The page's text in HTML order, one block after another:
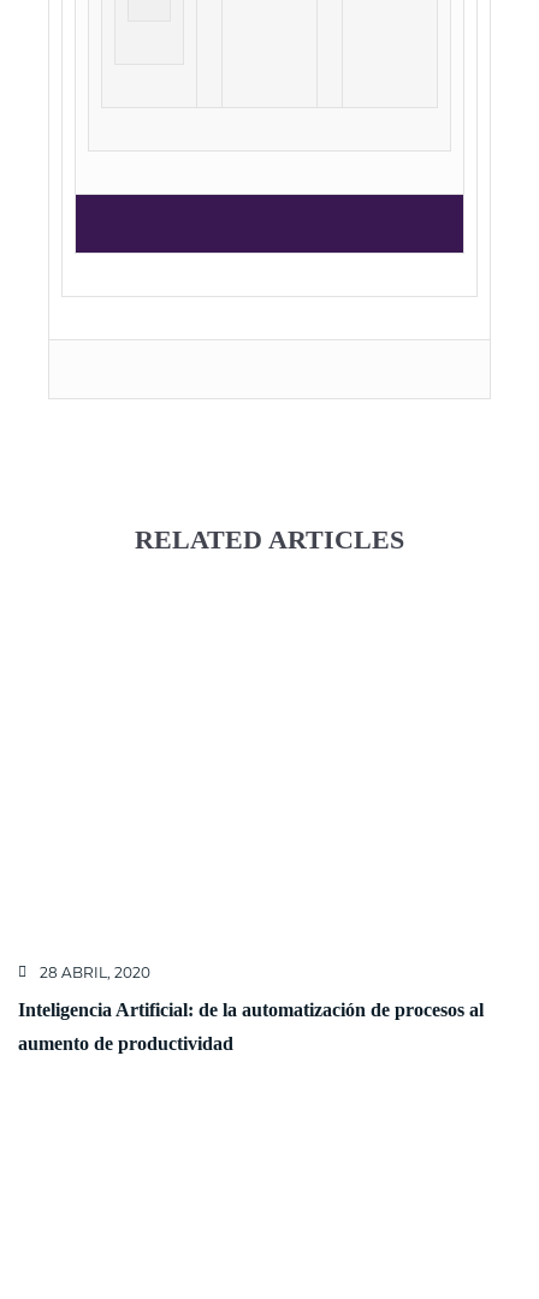
RELATED ARTICLES
28 ABRIL, 2020
Inteligencia Artificial: de la automatización de procesos al
aumento de productividad